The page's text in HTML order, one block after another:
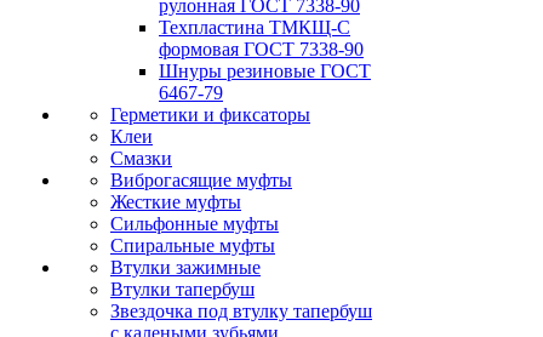
рулонная ГОСТ 7338-90
Техпластина ТМКЩ-С
формовая ГОСТ 7338-90
Шнуры резиновые ГОСТ
6467-79
Герметики и фиксаторы
Клеи
Смазки
Виброгасящие муфты
Жесткие муфты
Сильфонные муфты
Спиральные муфты
Втулки зажимные
Втулки тапербуш
Звездочка под втулку тапербуш
c калеными зубьями